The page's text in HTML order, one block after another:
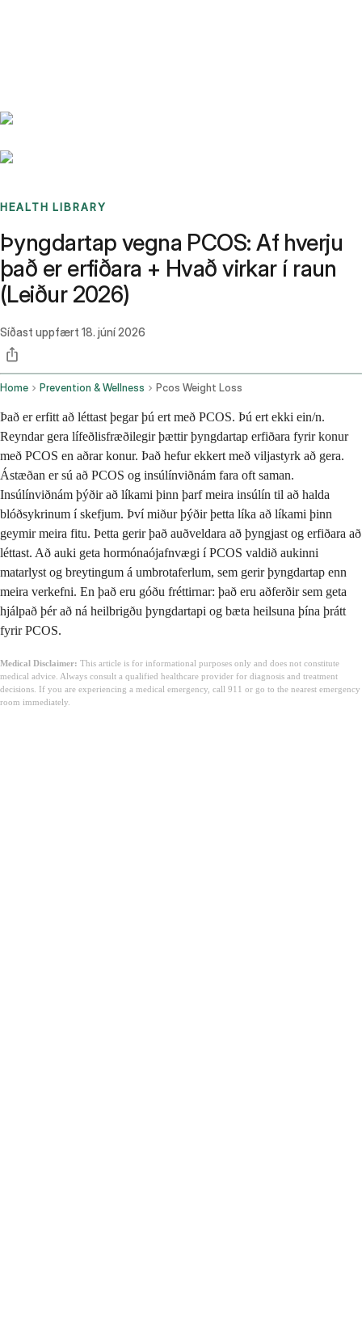
HEALTH LIBRARY
Þyngdartap vegna PCOS: Af hverju
það er erfiðara + Hvað virkar í raun
(Leiður 2026)
Síðast uppfært 18. júní 2026
Home Prevention & Wellness Pcos Weight Loss
Það er erfitt að léttast þegar þú ert með PCOS. Þú ert ekki ein/n.
Reyndar gera lífeðlisfræðilegir þættir þyngdartap erfiðara fyrir konur
með PCOS en aðrar konur. Það hefur ekkert með viljastyrk að gera.
Ástæðan er sú að PCOS og insúlínviðnám fara oft saman.
Insúlínviðnám þýðir að líkami þinn þarf meira insúlín til að halda
blóðsykrinum í skefjum. Því miður þýðir þetta líka að líkami þinn
geymir meira fitu. Þetta gerir það auðveldara að þyngjast og erfiðara að
léttast. Að auki geta hormónaójafnvægi í PCOS valdið aukinni
matarlyst og breytingum á umbrotaferlum, sem gerir þyngdartap enn
meira verkefni. En það eru góðu fréttirnar: það eru aðferðir sem geta
hjálpað þér að ná heilbrigðu þyngdartapi og bæta heilsuna þína þrátt
fyrir PCOS.
Medical Disclaimer: This article is for informational purposes only and does not constitute
medical advice. Always consult a qualified healthcare provider for diagnosis and treatment
decisions. If you are experiencing a medical emergency, call 911 or go to the nearest emergency
room immediately.